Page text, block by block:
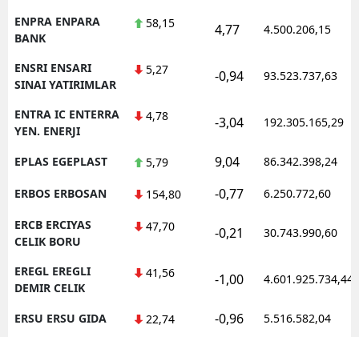
ENPRA ENPARA
BANK
58,15 4,77 4.500.206,15
ENSRI ENSARI
SINAI YATIRIMLAR
5,27 -0,94 93.523.737,63
ENTRA IC ENTERRA
YEN. ENERJI
4,78 -3,04 192.305.165,29
EPLAS EGEPLAST 5,79 9,04 86.342.398,24
ERBOS ERBOSAN 154,80 -0,77 6.250.772,60
ERCB ERCIYAS
CELIK BORU
47,70 -0,21 30.743.990,60
EREGL EREGLI
DEMIR CELIK
41,56 -1,00 4.601.925.734,44
ERSU ERSU GIDA 22,74 -0,96 5.516.582,04